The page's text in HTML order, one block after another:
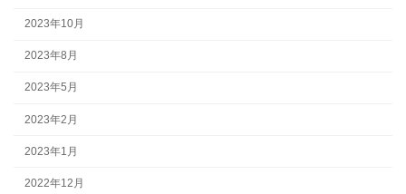
2023年10月
2023年8月
2023年5月
2023年2月
2023年1月
2022年12月